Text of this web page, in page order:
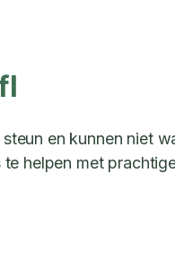
en kunnen niet
helpen met